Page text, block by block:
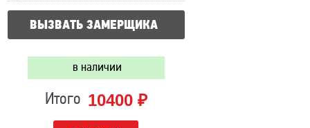
ВЫЗВАТЬ ЗАМЕРЩИКА
в наличии
Итого 10400 ₽